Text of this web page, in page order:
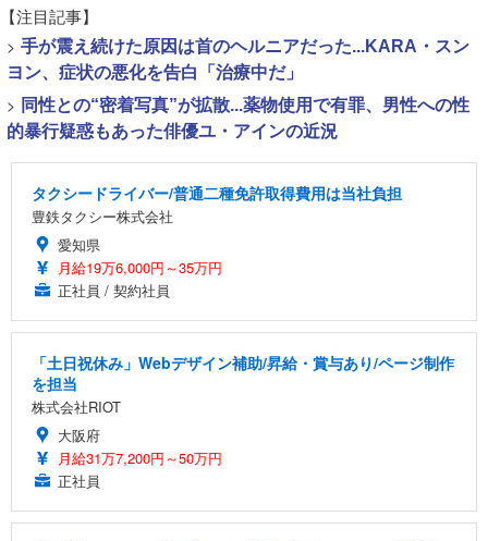
【注目記事】
> 手が震え続けた原因は首のヘルニアだった...KARA・スン
ヨン、症状の悪化を告白「治療中だ」
> 同性との“密着写真”が拡散...薬物使用で有罪、男性への性
的暴行疑惑もあった俳優ユ・アインの近況
タクシードライバー/普通二種免許取得費用は当社負担
豊鉄タクシー株式会社
愛知県
月給19万6,000円～35万円
正社員 / 契約社員
「土日祝休み」Webデザイン補助/昇給・賞与あり/ページ制作
を担当
株式会社RIOT
大阪府
月給31万7,200円～50万円
正社員